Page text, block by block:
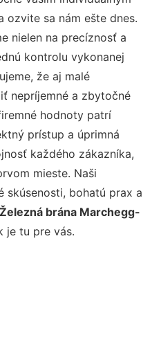
ozvite sa nám ešte dnes.
nielen na precíznosť a
kontrolu vykonanej
že aj malé
nepríjemné a zbytočné
hodnoty patrí
prístup a úprimná
každého zákazníka,
mieste. Naši
skúsenosti, bohatú prax a
Železná brána Marchegg-
je tu pre vás.